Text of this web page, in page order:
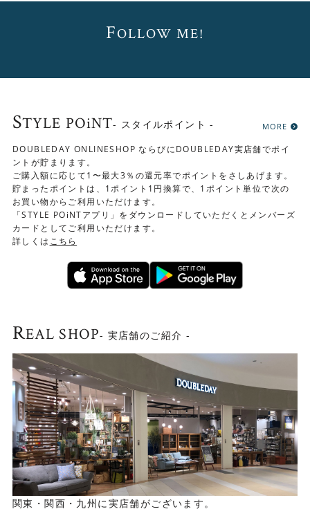
FOLLOW ME!
STYLE POiNT- スタイルポイント - MORE
DOUBLEDAY ONLINESHOP ならびにDOUBLEDAY実店舗でポイ
ントが貯まります。
ご購入額に応じて1〜最大3％の還元率でポイントをさしあげます。
貯まったポイントは、1ポイント1円換算で、1ポイント単位で次の
お買い物からご利用いただけます。
「STYLE POiNTアプリ」をダウンロードしていただくとメンバーズ
カードとしてご利用いただけます。
詳しくは こちら
REAL SHOP- 実店舗のご紹介 -
関東・関西・九州に実店舗がございます。